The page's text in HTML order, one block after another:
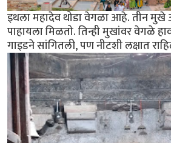
इथला महादेव थोडा वेगळा आहे. तीन मुखे
पाहायला मिळतो. तिन्ही मुखांवर वेगळे
गाइडने सांगितली, पण नीटशी लक्षात